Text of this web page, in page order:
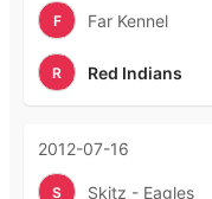
F Far Kennel
R Red Indians
2012-07-16
S Skitz - Eagles